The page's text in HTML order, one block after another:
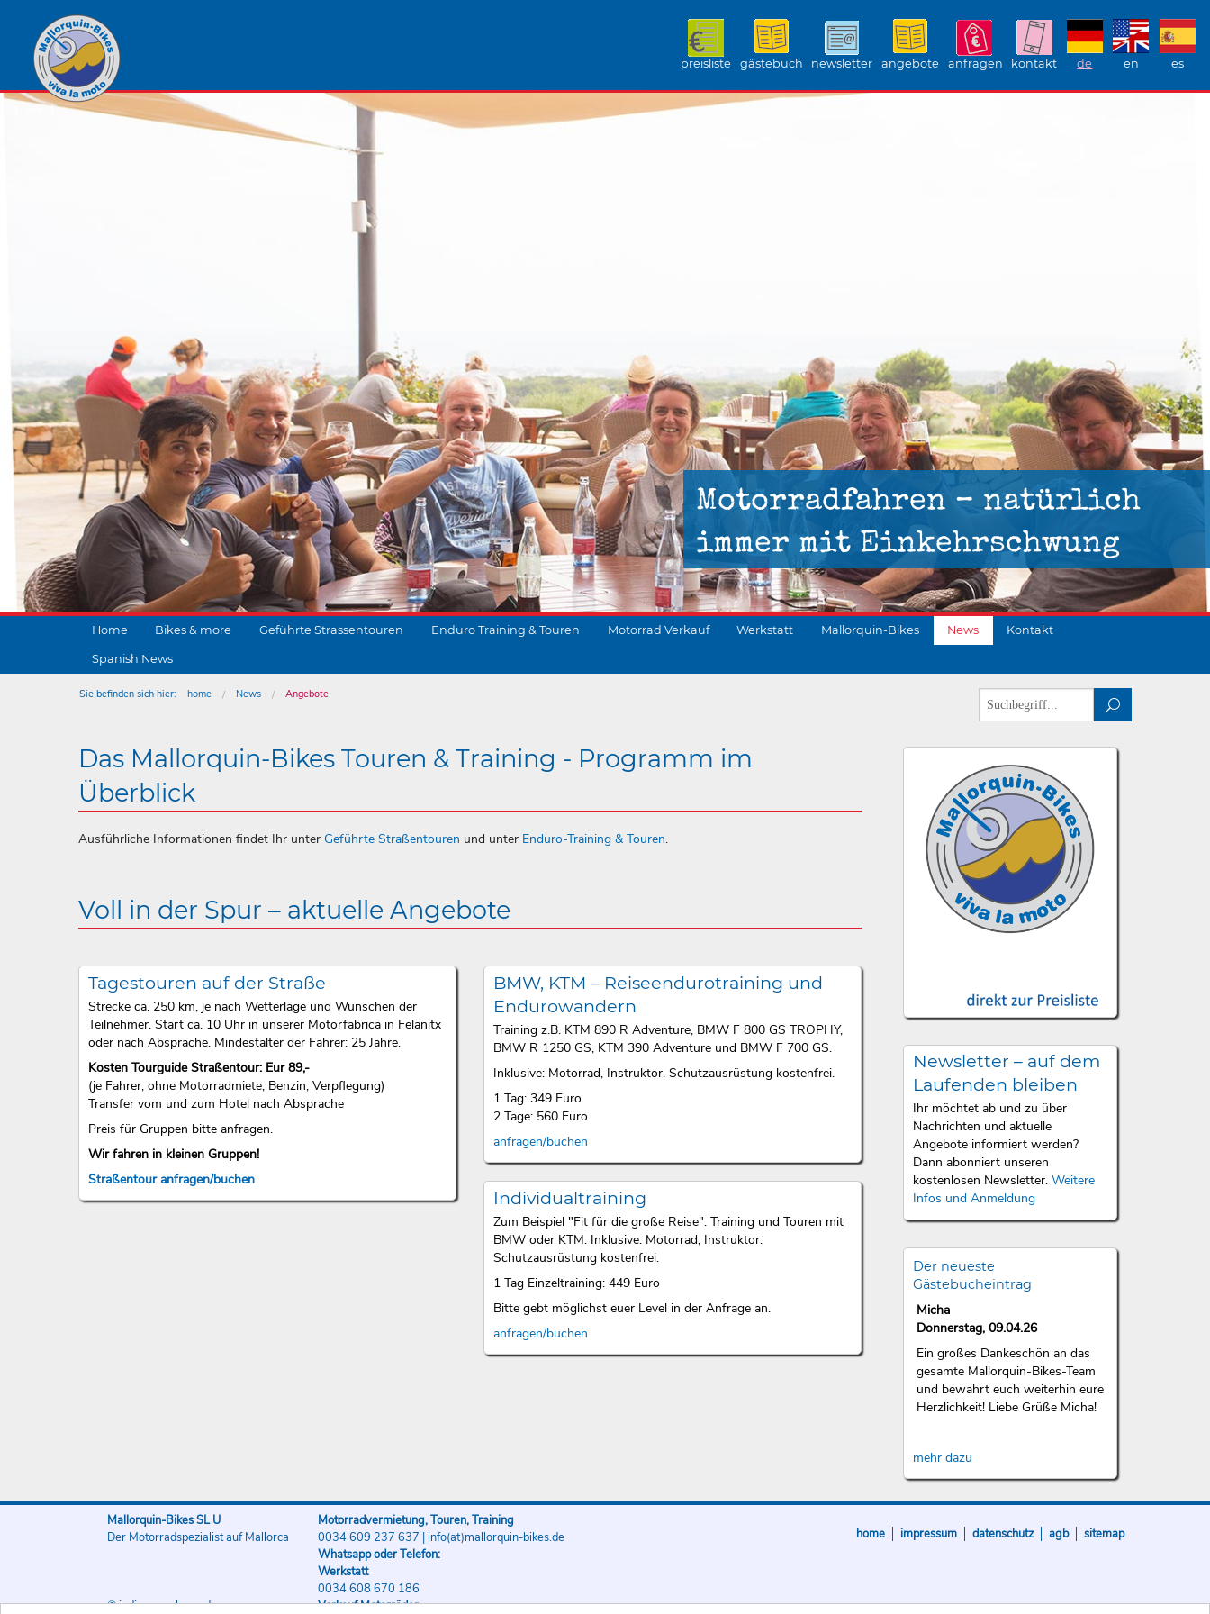
preisliste gästebuch newsletter angebote anfragen kontakt de en es
Motorradfahren – natürlich
immer mit Einkehrschwung
1
Home Bikes & more Geführte Strassentouren Enduro Training & Touren Motorrad Verkauf Werkstatt Mallorquin-Bikes News Kontakt
Spanish News
Sie befinden sich hier: home News
Angebote
Newsletter – auf dem
Laufenden bleiben
Ihr möchtet ab und zu über
Nachrichten und aktuelle
Angebote informiert werden?
Dann abonniert unseren
kostenlosen Newsletter. Weitere
Infos und Anmeldung
Der neueste
Gästebucheintrag
Micha
Donnerstag, 09.04.26
Ein großes Dankeschön an das
gesamte Mallorquin-Bikes-Team
und bewahrt euch weiterhin eure
Herzlichkeit! Liebe Grüße Micha!
mehr dazu
Das Mallorquin-Bikes Touren & Training - Programm im
Überblick
Ausführliche Informationen findet Ihr unter Geführte Straßentouren und unter Enduro-Training & Touren.
Voll in der Spur – aktuelle Angebote
Tagestouren auf der Straße
Strecke ca. 250 km, je nach Wetterlage und Wünschen der
Teilnehmer. Start ca. 10 Uhr in unserer Motorfabrica in Felanitx
oder nach Absprache. Mindestalter der Fahrer: 25 Jahre.
Kosten Tourguide Straßentour: Eur 89,-
(je Fahrer, ohne Motorradmiete, Benzin, Verpflegung)
Transfer vom und zum Hotel nach Absprache
Preis für Gruppen bitte anfragen.
Wir fahren in kleinen Gruppen!
Straßentour anfragen/buchen
BMW, KTM – Reiseendurotraining und
Endurowandern
Training z.B. KTM 890 R Adventure, BMW F 800 GS TROPHY,
BMW R 1250 GS, KTM 390 Adventure und BMW F 700 GS.
Inklusive: Motorrad, Instruktor. Schutzausrüstung kostenfrei.
1 Tag: 349 Euro
2 Tage: 560 Euro
anfragen/buchen
Individualtraining
Zum Beispiel "Fit für die große Reise". Training und Touren mit
BMW oder KTM. Inklusive: Motorrad, Instruktor.
Schutzausrüstung kostenfrei.
1 Tag Einzeltraining: 449 Euro
Bitte gebt möglichst euer Level in der Anfrage an.
anfragen/buchen
Mallorquin-Bikes SL U
Der Motorradspezialist auf Mallorca
© indigo-werbung.de
Motorradvermietung, Touren, Training
0034 609 237 637 |info(at)mallorquin-bikes.de
Whatsapp oder Telefon:
Werkstatt
0034 608 670 186
Verkauf Motorräder
home impressum datenschutz agb sitemap